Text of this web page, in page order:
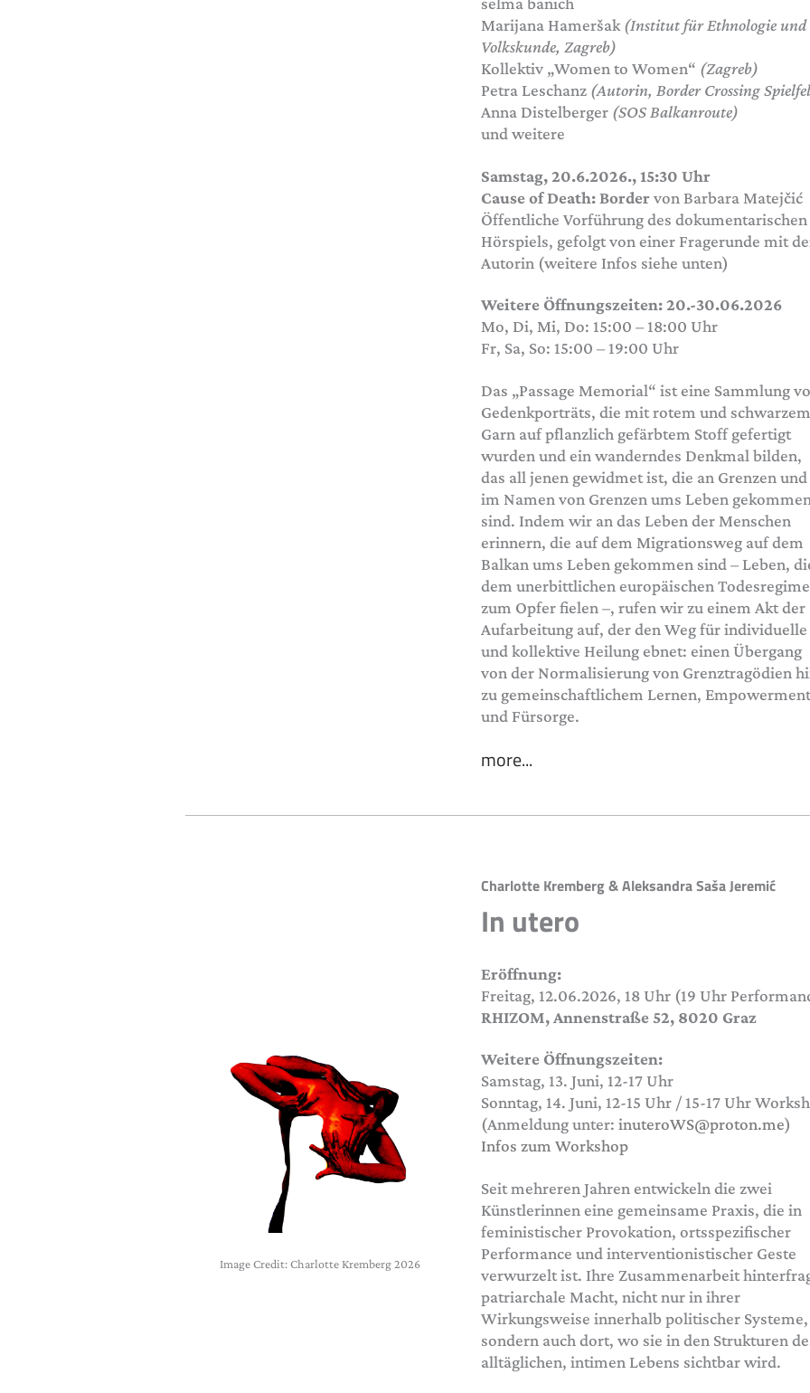
Marijana Hameršak (Institut für Ethnologie und
Volkskunde, Zagreb)
Kollektiv „Women to Women“ (Zagreb)
Petra Leschanz (Autorin, Border Crossing
Anna Distelberger (SOS Balkanroute)
und weitere
Samstag, 20.6.2026., 15:30 Uhr
Cause of Death: Bordervon Barbara Matejčić
Öffentliche Vorführung des dokumentarischen
Hörspiels, gefolgt von einer Fragerunde mit
Autorin (weitere Infos siehe unten)
Weitere Öffnungszeiten: 20.-30.06.2026
Mo, Di, Mi, Do: 15:00 – 18:00 Uhr
Fr, Sa, So: 15:00 – 19:00 Uhr
Das „Passage Memorial“ ist eine Sammlung
Gedenkporträts, die mit rotem und schwarzem
Garn auf pflanzlich gefärbtem Stoff gefertigt
wurden und ein wanderndes Denkmal bilden,
das all jenen gewidmet ist, die an Grenzen und
im Namen von Grenzen ums Leben gekommen
sind. Indem wir an das Leben der Menschen
erinnern, die auf dem Migrationsweg auf dem
Balkan ums Leben gekommen sind – Leben,
dem unerbittlichen europäischen Todesregime
zum Opfer fielen –, rufen wir zu einem Akt der
Aufarbeitung auf, der den Weg für individuelle
und kollektive Heilung ebnet: einen Übergang
von der Normalisierung von Grenztragödien
zu gemeinschaftlichem Lernen,
und Fürsorge.
more...
Image Credit: Charlotte Kremberg 2026
Charlotte Kremberg & Aleksandra Saša Jeremić
In utero
Eröffnung:
Freitag, 12.06.2026, 18 Uhr (19 Uhr
RHIZOM, Annenstraße 52, 8020 Graz
Weitere Öffnungszeiten:
Samstag, 13. Juni, 12-17 Uhr
Sonntag, 14. Juni, 12-15 Uhr / 15-17 Uhr
(Anmeldung unter:inuteroWS@proton.me)
Infos zum Workshop
Seit mehreren Jahren entwickeln die zwei
Künstlerinnen eine gemeinsame Praxis, die in
feministischer Provokation, ortsspezifischer
Performance und interventionistischer Geste
verwurzelt ist. Ihre Zusammenarbeit
patriarchale Macht, nicht nur in ihrer
Wirkungsweise innerhalb politischer Systeme,
sondern auch dort, wo sie in den Strukturen
alltäglichen, intimen Lebens sichtbar wird.